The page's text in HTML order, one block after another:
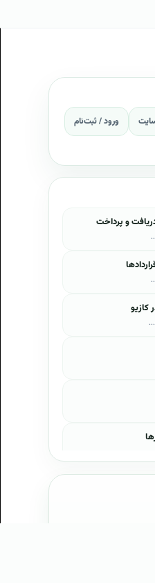
ورود / ثبت‌نام
و پرداخت
کازيو